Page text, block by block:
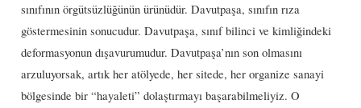
sınıfının örgütsüzlüğünün ürünüdür. Davutpaşa, sınıfın rıza
göstermesinin sonucudur. Davutpaşa, sınıf bilinci ve kimliğindeki
deformasyonun dışavurumudur. Davutpaşa’nın son olmasını
arzuluyorsak, artık her atölyede, her sitede, her organize sanayi
bölgesinde bir “hayaleti” dolaştırmayı başarabilmeliyiz. O